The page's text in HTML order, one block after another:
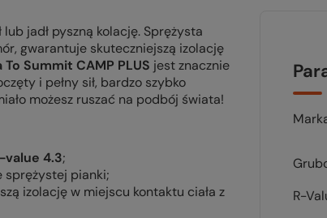
jadł pyszną kolację. Sprężysta
gwarantuje skuteczniejszą izolację
To Summit CAMP PLUS jest znacznie
i pełny sił, bardzo szybko
możesz ruszać na podbój świata!
value 4.3;
sprężystej pianki;
izolację w miejscu kontaktu ciała z
R-